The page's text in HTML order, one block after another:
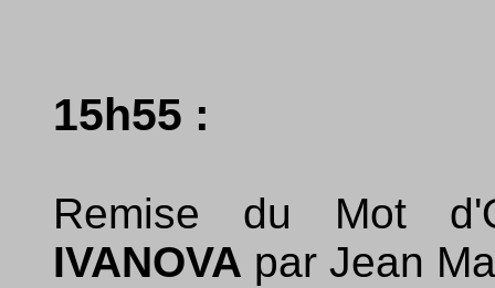
15h55 :
Remise du Mot
IVANOVA par Jean